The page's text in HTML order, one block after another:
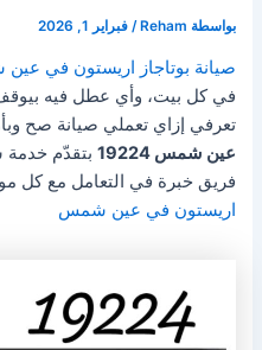
بواسطة Reham
/فبراير 1, 2026
صيانة بوتاجاز اريستون في
في كل بيت، وأي عطل فيه
تعرفي إزاي تعملي صيانة صح
عين شمس 19224
بتقدّم خدمة
فريق خبرة في التعامل مع كل
اريستون في عين شمس